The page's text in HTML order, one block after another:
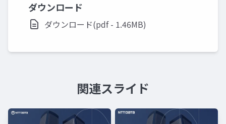
ダウンロード
ダウンロード(pdf - 1.46MB)
関連スライド